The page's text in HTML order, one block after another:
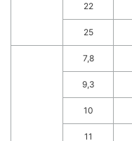
22
25
7,8
9,3
10
11